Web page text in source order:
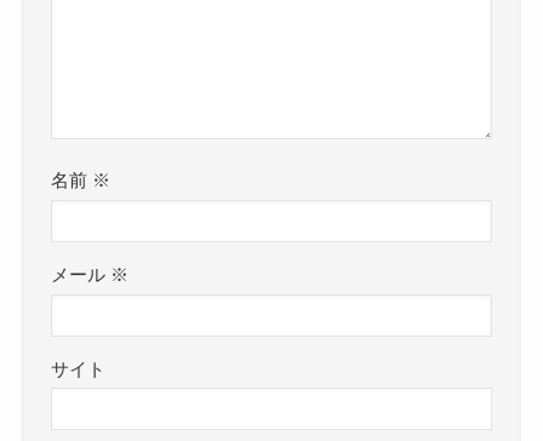
名前 ※
メール ※
サイト